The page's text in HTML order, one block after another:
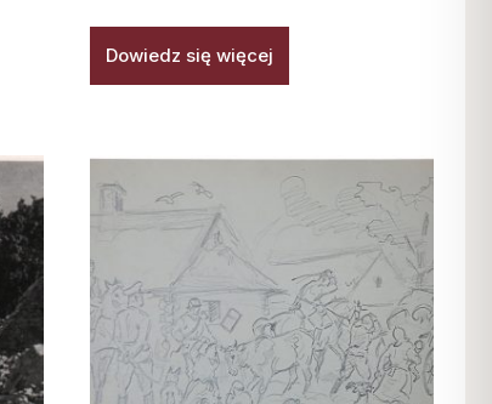
Dowiedz się więcej